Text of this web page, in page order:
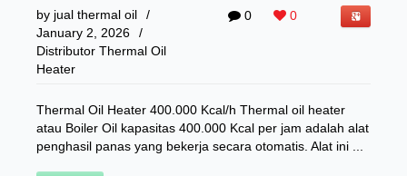
0 0
by jual thermal oil
/
January 2, 2026
/
Distributor Thermal Oil
Heater
Thermal Oil Heater 400.000 Kcal/h Thermal oil heater
atau Boiler Oil kapasitas 400.000 Kcal per jam adalah alat
penghasil panas yang bekerja secara otomatis. Alat ini ...